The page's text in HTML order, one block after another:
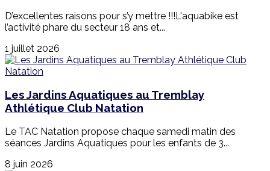
D’excellentes raisons pour s’y mettre !!!L'aquabike est
l’activité phare du secteur 18 ans et...
1 juillet 2026
Les Jardins Aquatiques au Tremblay
Athlétique Club Natation
Le TAC Natation propose chaque samedi matin des
séances Jardins Aquatiques pour les enfants de 3...
8 juin 2026